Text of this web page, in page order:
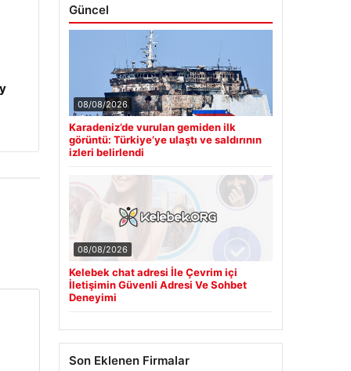
Güncel
08/08/2026
Karadeniz’de vurulan gemiden ilk
görüntü: Türkiye’ye ulaştı ve saldırının
izleri belirlendi
08/08/2026
Kelebek chat adresi İle Çevrim içi
İletişimin Güvenli Adresi Ve Sohbet
Deneyimi
Son Eklenen Firmalar